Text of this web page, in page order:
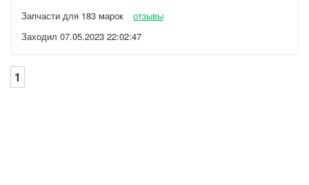
Запчасти для 183 марок
отзывы
Заходил 07.05.2023 22:02:47
1